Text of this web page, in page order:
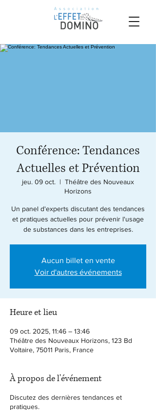
Conférence: Tendances
Actuelles et Prévention
jeu. 09 oct.
  |
Théâtre des Nouveaux
Horizons
Un panel d'experts discutant des tendances
et pratiques actuelles pour prévenir l'usage
de substances dans les entreprises.
Aucun billet en vente
Voir d'autres événements
Heure et lieu
09 oct. 2025, 11:46 – 13:46
Théâtre des Nouveaux Horizons, 123 Bd
Voltaire, 75011 Paris, France
À propos de l'événement
Discutez des dernières tendances et
pratiques.